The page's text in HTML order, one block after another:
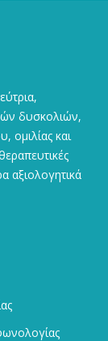
δυσκολιών,
ομιλίας και
αξιολογητικά